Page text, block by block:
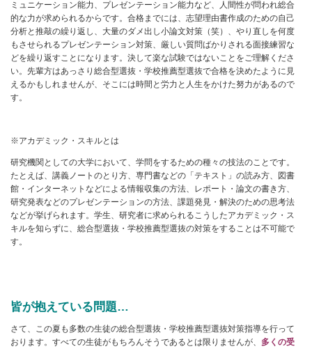
ミュニケーション能力、プレゼンテーション能力など、人間性が問われ総合
的な力が求められるからです。合格までには、志望理由書作成のための自己
分析と推敲の繰り返し、大量のダメ出し小論文対策（笑）、やり直しを何度
もさせられるプレゼンテーション対策、厳しい質問ばかりされる面接練習な
どを繰り返すことになります。決して楽な試験ではないことをご理解くださ
い。先輩方はあっさり総合型選抜・学校推薦型選抜で合格を決めたように見
えるかもしれませんが、そこには時間と労力と人生をかけた努力があるので
す。
※アカデミック・スキルとは
研究機関としての大学において、学問をするための種々の技法のことです。
たとえば、講義ノートのとり方、専門書などの「テキスト」の読み方、図書
館・インターネットなどによる情報収集の方法、レポート・論文の書き方、
研究発表などのプレゼンテーションの方法、課題発見・解決のための思考法
などが挙げられます。学生、研究者に求められるこうしたアカデミック・ス
キルを知らずに、総合型選抜・学校推薦型選抜の対策をすることは不可能で
す。
皆が抱えている問題…
さて、この夏も多数の生徒の総合型選抜・学校推薦型選抜対策指導を行って
おります。すべての生徒がもちろんそうであるとは限りませんが、 多くの受